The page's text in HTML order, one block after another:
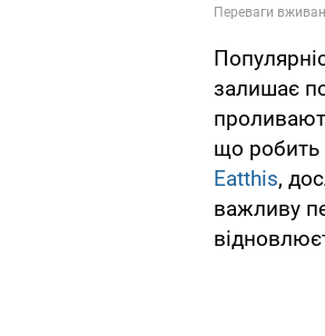
залишає
що робить
Eatthis,
важливу